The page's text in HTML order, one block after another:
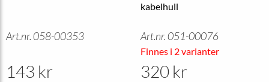
Art.nr. 058-00353
143 kr
kabelhull
Art.nr. 051-00076
Finnes i 2 varianter
320 kr